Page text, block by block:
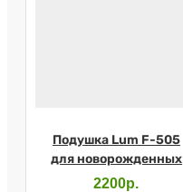
Подушка Lum F-505
для новорожденных
2200р.